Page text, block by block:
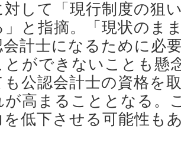
対して「現行制度の狙
」と指摘。「現状のま
計士になるために必
とができないことも懸
も公認会計士の資格を
が高まることとなる。
を低下させる可能性も